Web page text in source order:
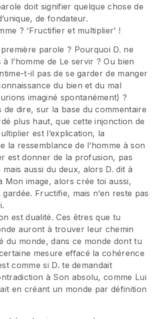
doit signifier quelque chose de
de fondateur.
? ‘Fructifier et multiplier’ !
parole ? Pourquoi D. ne
l’homme de Le servir ? Ou bien
t-il pas de se garder de manger
du bien et du mal
imaginé spontanément) ?
dire, sur la base du commentaire
plus haut, que cette injonction de
est l’explication, la
la ressemblance de l’homme à son
est donner de la profusion, pas
aussi du deux, alors D. dit à
Mon image, alors crée toi aussi,
Fructifie, mais n’en reste pas
est dualité. Ces êtres que tu
auront à trouver leur chemin
du monde, dans ce monde dont tu
mesure effacé la cohérence
comme si D. te demandait
à Son absolu, comme Lui
en créant un monde par définition